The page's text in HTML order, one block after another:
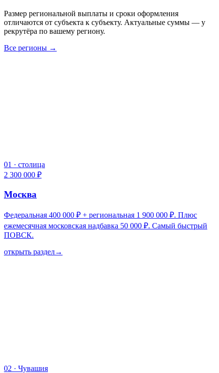
Размер региональной выплаты и сроки оформления
отличаются от субъекта к субъекту. Актуальные суммы — у
рекрутёра по вашему региону.
Все регионы →
01 · столица
2 300 000 ₽
Москва
Федеральная 400 000 ₽ + региональная 1 900 000 ₽. Плюс
ежемесячная московская надбавка 50 000 ₽. Самый быстрый
ПОВСК.
открыть раздел→
02 · Чувашия